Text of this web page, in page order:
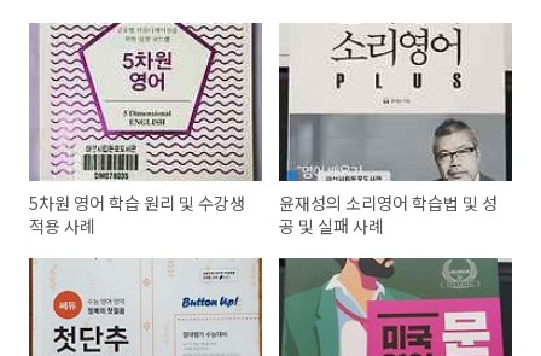
5차원 영어 학습 원리 및 수강생
적용 사례
윤재성의 소리영어 학습법 및 성
공 및 실패 사례